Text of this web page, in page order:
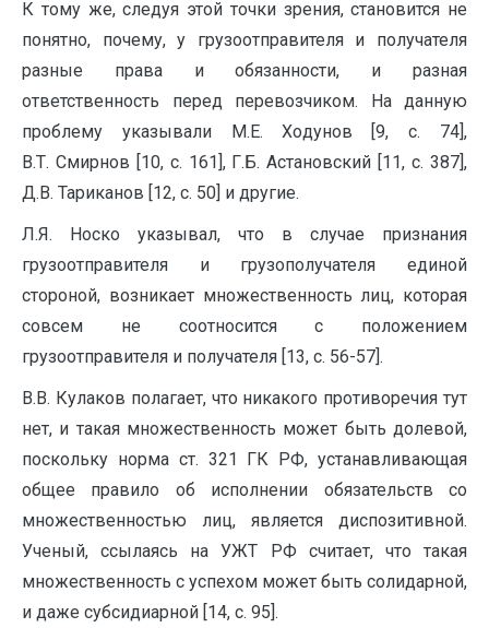
К тому же, следуя этой точки зрения, становится не
понятно, почему, у грузоотправителя и получателя
разные права и обязанности, и разная
ответственность перед перевозчиком. На данную
проблему указывали М.Е. Ходунов [9, с. 74],
В.Т. Смирнов [10, с. 161], Г.Б. Астановский [11, с. 387],
Д.В. Тариканов [12, с. 50] и другие.
Л.Я. Носко указывал, что в случае признания
грузоотправителя и грузополучателя единой
стороной, возникает множественность лиц, которая
совсем не соотносится с положением
грузоотправителя и получателя [13, с. 56-57].
В.В. Кулаков полагает, что никакого противоречия тут
нет, и такая множественность может быть долевой,
поскольку норма ст. 321 ГК РФ, устанавливающая
общее правило об исполнении обязательств со
множественностью лиц, является диспозитивной.
Ученый, ссылаясь на УЖТ РФ считает, что такая
множественность с успехом может быть солидарной,
и даже субсидиарной [14, с. 95].